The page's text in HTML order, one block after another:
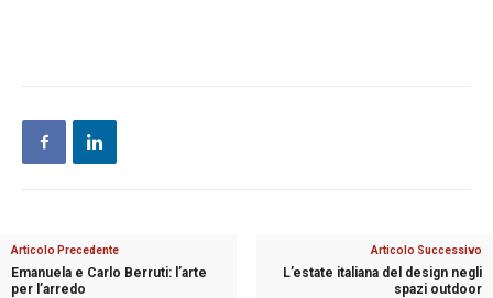
Articolo Precedente
Emanuela e Carlo Berruti: l’arte
per l’arredo
Articolo Successivo
L’estate italiana del design negli
spazi outdoor